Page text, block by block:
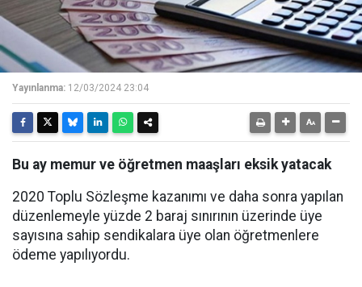
Yayınlanma: 12/03/2024 23:04
Bu ay memur ve öğretmen maaşları eksik yatacak
2020 Toplu Sözleşme kazanımı ve daha sonra yapılan
düzenlemeyle yüzde 2 baraj sınırının üzerinde üye
sayısına sahip sendikalara üye olan öğretmenlere
ödeme yapılıyordu.